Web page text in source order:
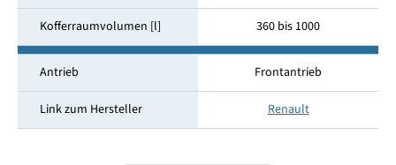
Kofferraumvolumen [l] 360 bis 1000
Antrieb Frontantrieb
Link zum Hersteller Renault